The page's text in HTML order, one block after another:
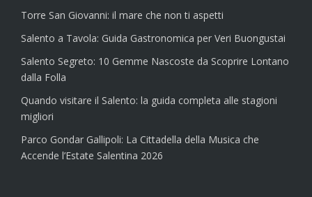
Torre San Giovanni: il mare che non ti aspetti
Salento a Tavola: Guida Gastronomica per Veri Buongustai
Salento Segreto: 10 Gemme Nascoste da Scoprire Lontano
dalla Folla
Quando visitare il Salento: la guida completa alle stagioni
migliori
Parco Gondar Gallipoli: La Cittadella della Musica che
Accende l’Estate Salentina 2026